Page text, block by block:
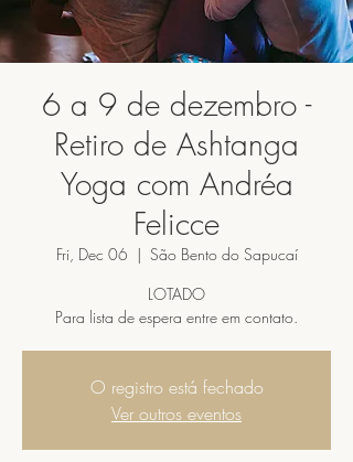
6 a 9 de dezembro -
Retiro de Ashtanga
Yoga com Andréa
Felicce
Fri, Dec 06
  |
São Bento do Sapucaí
LOTADO
Para lista de espera entre em contato.
O registro está fechado
Ver outros eventos